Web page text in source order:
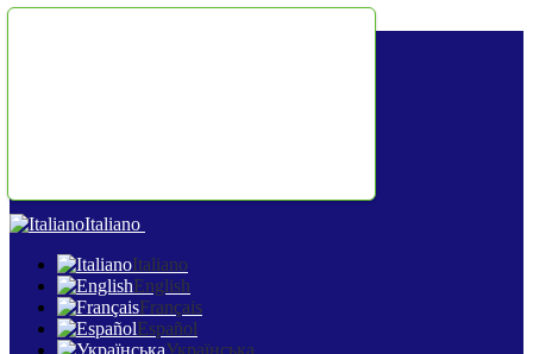
Italiano
Italiano
English
Français
Español
Українська